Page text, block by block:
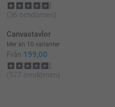
(36 omdömen)
Canvastavlor
Mer än 10 varianter
Från 199,00
(577 omdömen)